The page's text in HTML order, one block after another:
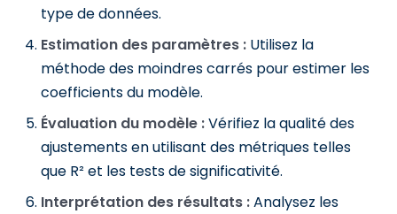
type de données.
Estimation des paramètres : Utilisez la
méthode des moindres carrés pour estimer les
coefficients du modèle.
Évaluation du modèle :Vérifiez la qualité des
ajustements en utilisant des métriques telles
que R² et les tests de significativité.
Interprétation des résultats :Analysez les